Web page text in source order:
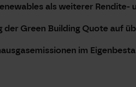
als weiterer Rendite-
der Green Building Quote auf
im